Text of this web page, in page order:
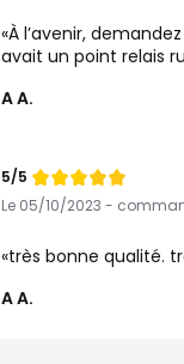
À l’avenir,
avait un point relais
A A.
Note
de
5/5
Le 05/10/2023 -
très bonne qualité.
A A.